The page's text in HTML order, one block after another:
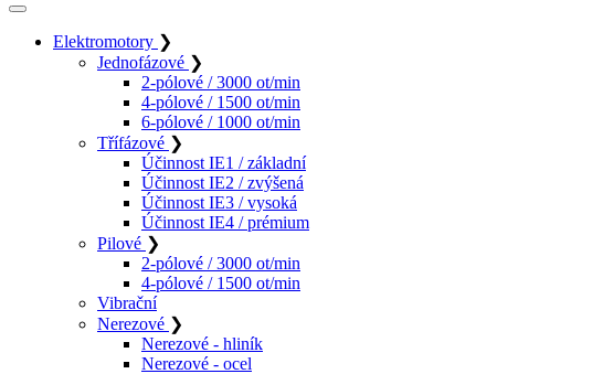
Elektromotory ❯
Jednofázové ❯
2-pólové / 3000 ot/min
4-pólové / 1500 ot/min
6-pólové / 1000 ot/min
Třífázové ❯
Účinnost IE1 / základní
Účinnost IE2 / zvýšená
Účinnost IE3 / vysoká
Účinnost IE4 / prémium
Pilové ❯
2-pólové / 3000 ot/min
4-pólové / 1500 ot/min
Vibrační
Nerezové ❯
Nerezové - hliník
Nerezové - ocel